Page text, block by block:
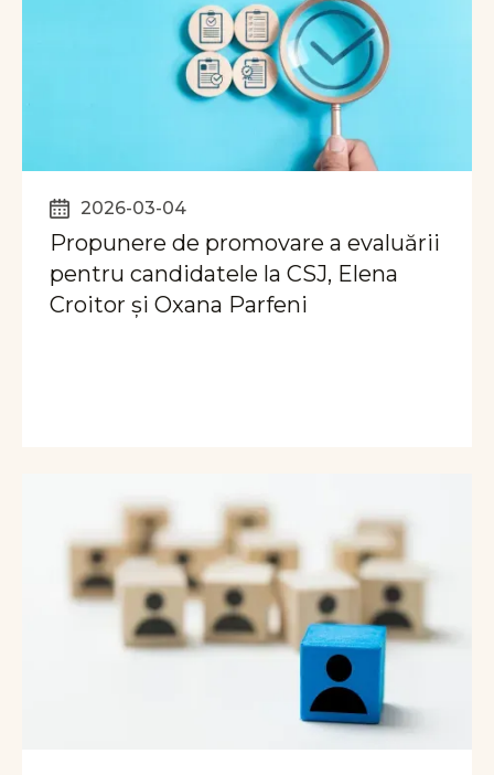
2026-03-04
Propunere de promovare a evaluării
pentru candidatele la CSJ, Elena
Croitor și Oxana Parfeni